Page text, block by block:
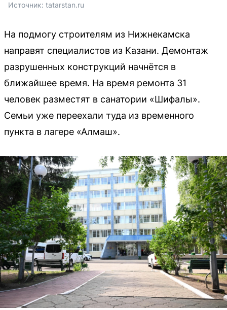
Источник: tatarstan.ru
На подмогу строителям из Нижнекамска
направят специалистов из Казани. Демонтаж
разрушенных конструкций начнётся в
ближайшее время. На время ремонта 31
человек разместят в санатории «Шифалы».
Семьи уже переехали туда из временного
пункта в лагере «Алмаш».